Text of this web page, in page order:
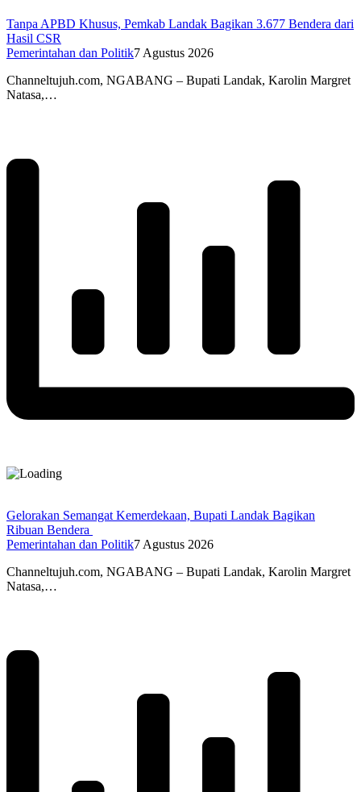
Tanpa APBD Khusus, Pemkab Landak Bagikan 3.677 Bendera dari
Hasil CSR
Pemerintahan dan Politik7 Agustus 2026
Channeltujuh.com, NGABANG – Bupati Landak, Karolin Margret
Natasa,…
Gelorakan Semangat Kemerdekaan, Bupati Landak Bagikan
Ribuan Bendera
Pemerintahan dan Politik7 Agustus 2026
Channeltujuh.com, NGABANG – Bupati Landak, Karolin Margret
Natasa,…